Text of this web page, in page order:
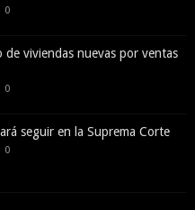
0
de viviendas nuevas por ventas
0
seguir en la Suprema Corte
0